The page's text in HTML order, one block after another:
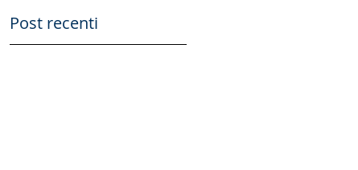
Post recenti